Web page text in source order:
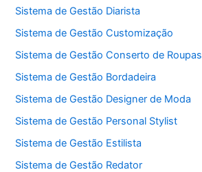
Sistema de Gestão Diarista
Sistema de Gestão Customização
Sistema de Gestão Conserto de Roupas
Sistema de Gestão Bordadeira
Sistema de Gestão Designer de Moda
Sistema de Gestão Personal Stylist
Sistema de Gestão Estilista
Sistema de Gestão Redator